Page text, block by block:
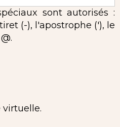
sont autorisés :
(-), l'apostrophe ('), le
virtuelle.